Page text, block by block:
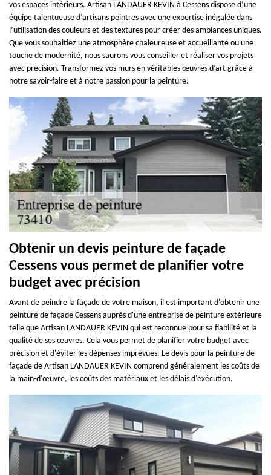
vos espaces intérieurs. Artisan LANDAUER KEVIN à Cessens dispose d’une
équipe talentueuse d’artisans peintres avec une expertise inégalée dans
l’utilisation des couleurs et des textures pour créer des ambiances uniques.
Que vous souhaitiez une atmosphère chaleureuse et accueillante ou une
touche de modernité, nous saurons vous conseiller et réaliser vos projets
avec précision. Transformez vos murs en véritables œuvres d’art grâce à
notre savoir-faire et à notre passion pour la peinture.
Obtenir un devis peinture de façade
Cessens vous permet de planifier votre
budget avec précision
Avant de peindre la façade de votre maison, il est important d'obtenir une
peinture de façade Cessens auprès d'une entreprise de peinture extérieure
telle que Artisan LANDAUER KEVIN qui est reconnue pour sa fiabilité et la
qualité de ses œuvres. Cela vous permet de planifier votre budget avec
précision et d'éviter les dépenses imprévues. Le devis pour la peinture de
façade de Artisan LANDAUER KEVIN comprend généralement les coûts de
la main-d'œuvre, les coûts des matériaux et les délais d'exécution.